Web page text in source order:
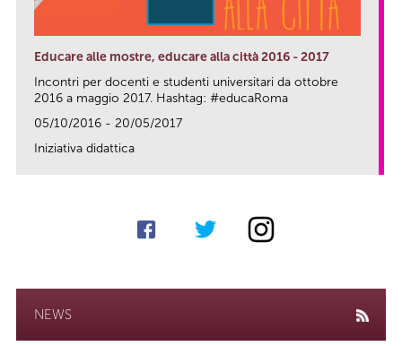
Educare alle mostre, educare alla città 2016 - 2017
Incontri per docenti e studenti universitari da ottobre
2016 a maggio 2017. Hashtag: #educaRoma
05/10/2016 - 20/05/2017
Iniziativa didattica
NEWS